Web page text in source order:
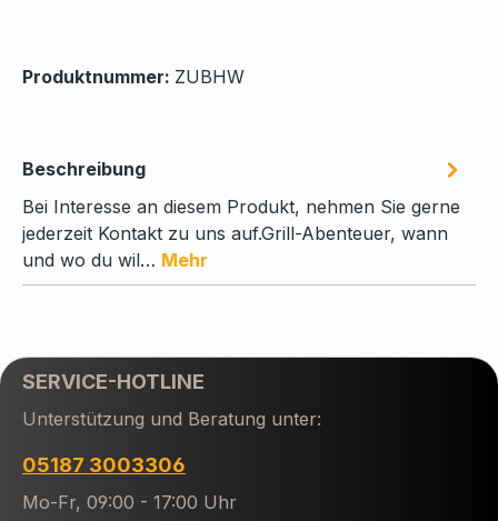
Produktnummer: ZUBHW
Beschreibung
Bei Interesse an diesem Produkt, nehmen Sie gerne
jederzeit Kontakt zu uns auf.Grill-Abenteuer, wann
und wo du wil… Mehr
SERVICE-HOTLINE
Unterstützung und Beratung unter:
05187 3003306
Mo-Fr, 09:00 - 17:00 Uhr